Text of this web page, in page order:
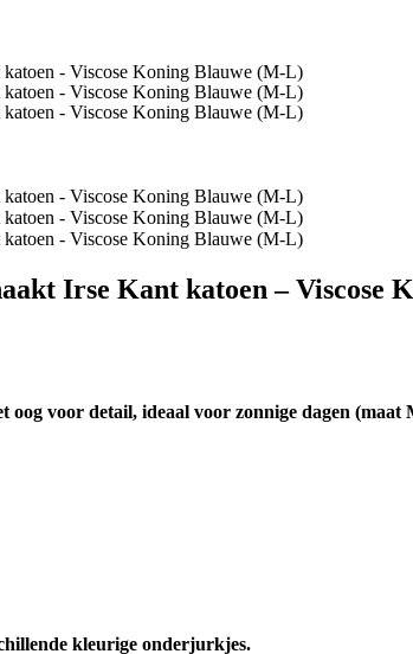
Irse Kant katoen – Viscose
voor detail, ideaal voor zonnige dagen (maat
kleurige onderjurkjes.